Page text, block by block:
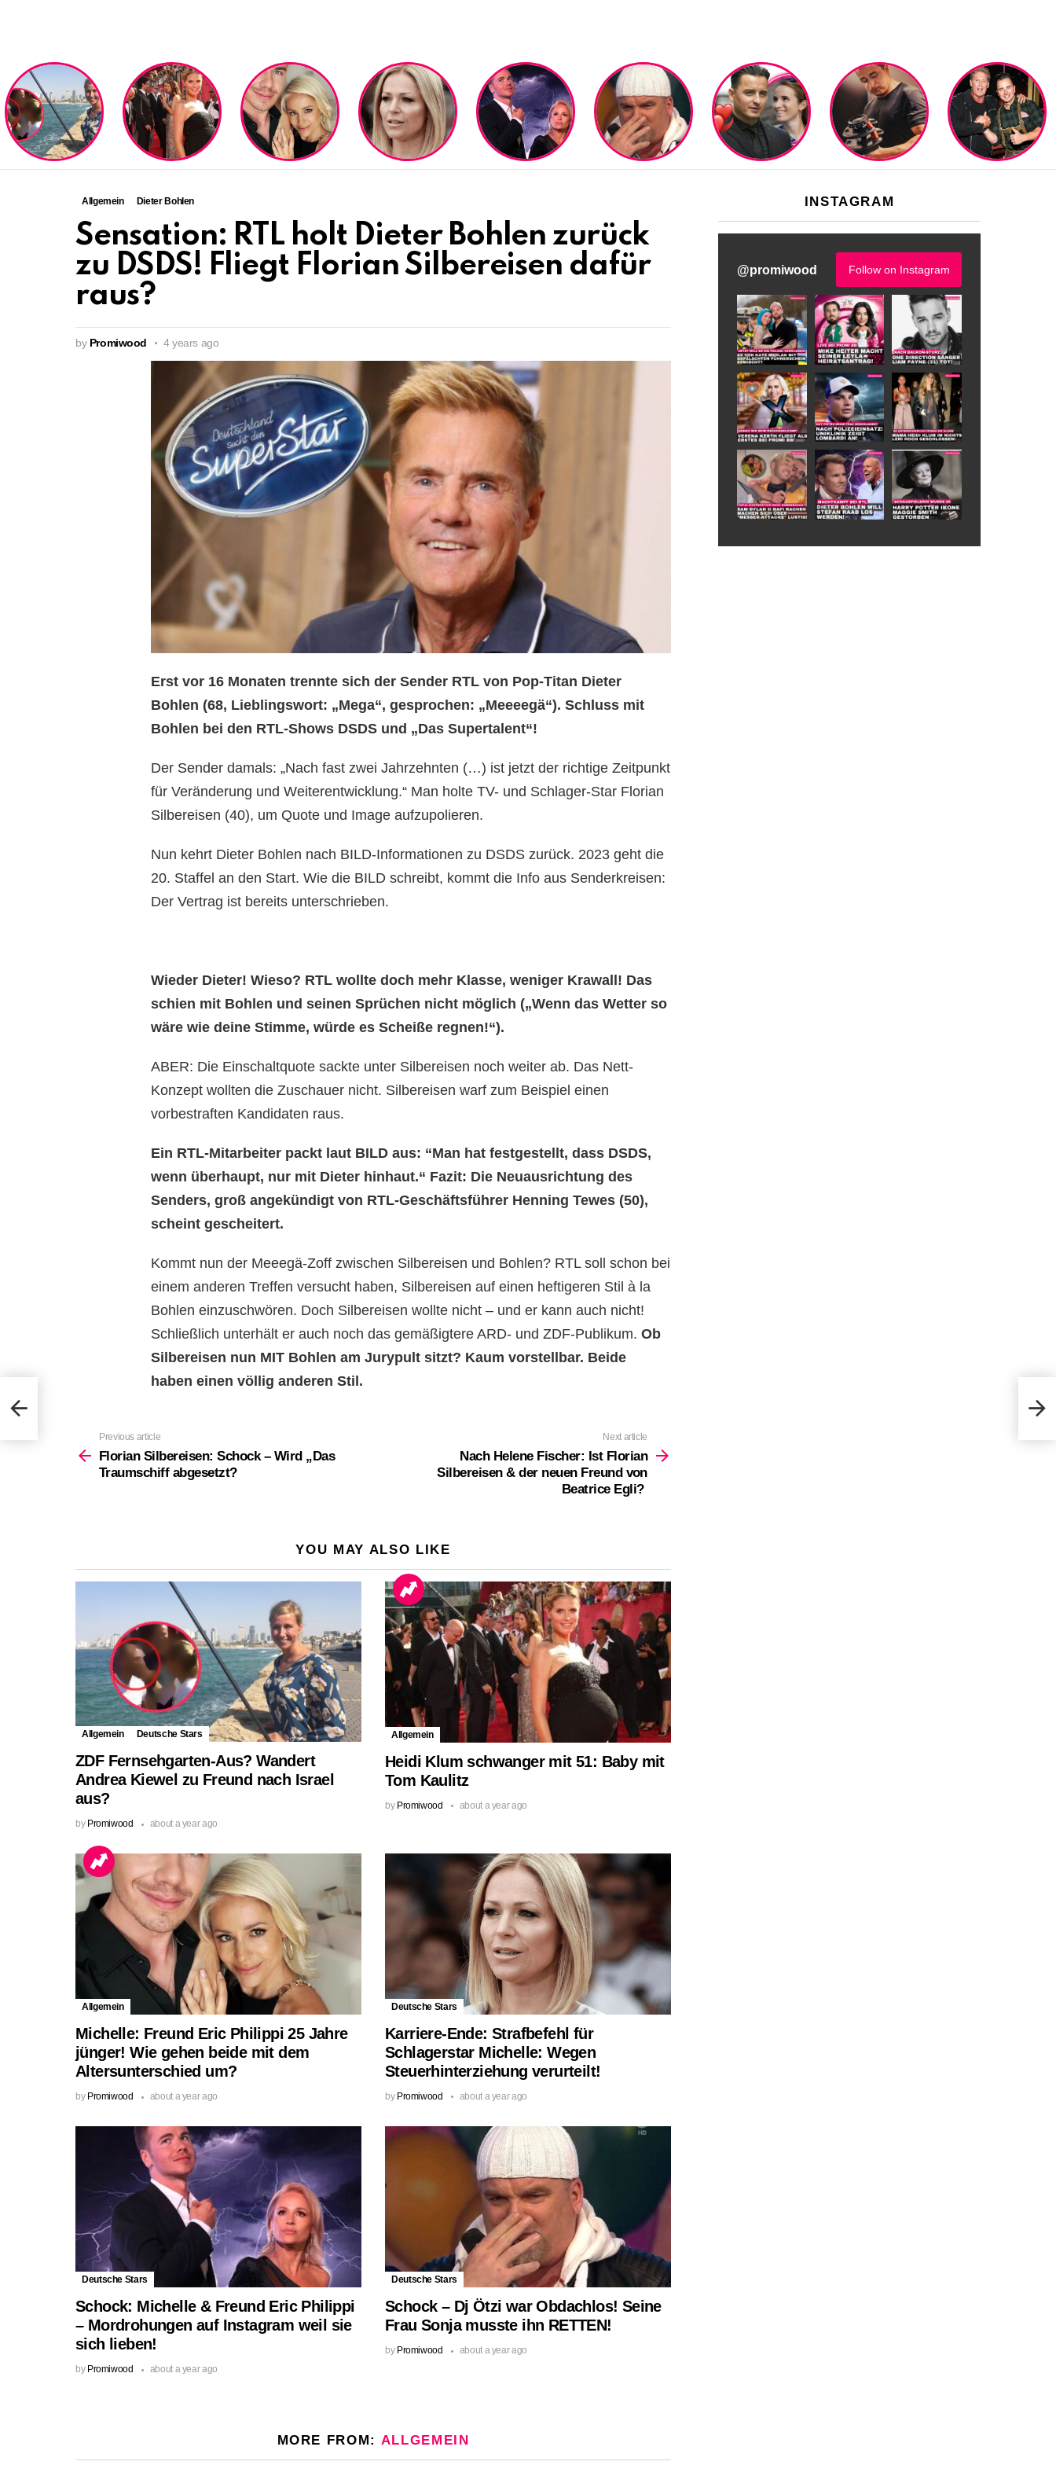
LATEST
STORIES
Allgemein Dieter Bohlen
Sensation: RTL holt Dieter Bohlen zurück
zu DSDS! Fliegt Florian Silbereisen dafür
raus?
by Promiwood 4 years ago
Erst vor 16 Monaten trennte sich der Sender RTL von Pop-Titan Dieter
Bohlen (68, Lieblingswort: „Mega“, gesprochen: „Meeeegä“). Schluss mit
Bohlen bei den RTL-Shows DSDS und „Das Supertalent“!
Der Sender damals: „Nach fast zwei Jahrzehnten (…) ist jetzt der richtige Zeitpunkt
für Veränderung und Weiterentwicklung.“ Man holte TV- und Schlager-Star Florian
Silbereisen (40), um Quote und Image aufzupolieren.
Nun kehrt Dieter Bohlen nach BILD-Informationen zu DSDS zurück. 2023 geht die
20. Staffel an den Start. Wie die BILD schreibt, kommt die Info aus Senderkreisen:
Der Vertrag ist bereits unterschrieben.
Wieder Dieter! Wieso? RTL wollte doch mehr Klasse, weniger Krawall! Das
schien mit Bohlen und seinen Sprüchen nicht möglich („Wenn das Wetter so
wäre wie deine Stimme, würde es Scheiße regnen!“).
ABER: Die Einschaltquote sackte unter Silbereisen noch weiter ab. Das Nett-
Konzept wollten die Zuschauer nicht. Silbereisen warf zum Beispiel einen
vorbestraften Kandidaten raus.
Ein RTL-Mitarbeiter packt laut BILD aus: “Man hat festgestellt, dass DSDS,
wenn überhaupt, nur mit Dieter hinhaut.“ Fazit: Die Neuausrichtung des
Senders, groß angekündigt von RTL-Geschäftsführer Henning Tewes (50),
scheint gescheitert.
Kommt nun der Meeegä-Zoff zwischen Silbereisen und Bohlen? RTL soll schon bei
einem anderen Treffen versucht haben, Silbereisen auf einen heftigeren Stil à la
Bohlen einzuschwören. Doch Silbereisen wollte nicht – und er kann auch nicht!
Schließlich unterhält er auch noch das gemäßigtere ARD- und ZDF-Publikum. Ob
Silbereisen nun MIT Bohlen am Jurypult sitzt? Kaum vorstellbar. Beide
haben einen völlig anderen Stil.
more
Previous article
Florian Silbereisen: Schock – Wird „Das
Traumschiff abgesetzt?
Next article
Nach Helene Fischer: Ist Florian
Silbereisen & der neuen Freund von
Beatrice Egli?
YOU MAY ALSO LIKE
Allgemein Deutsche Stars
ZDF Fernsehgarten-Aus? Wandert
Andrea Kiewel zu Freund nach Israel
aus?
by Promiwood about a year ago
Allgemein
Heidi Klum schwanger mit 51: Baby mit
Tom Kaulitz
by Promiwood about a year ago
Allgemein
Michelle: Freund Eric Philippi 25 Jahre
jünger! Wie gehen beide mit dem
Altersunterschied um?
by Promiwood about a year ago
Deutsche Stars
Karriere-Ende: Strafbefehl für
Schlagerstar Michelle: Wegen
Steuerhinterziehung verurteilt!
by Promiwood about a year ago
Deutsche Stars
Schock: Michelle & Freund Eric Philippi
– Mordrohungen auf Instagram weil sie
sich lieben!
by Promiwood about a year ago
Deutsche Stars
Schock – Dj Ötzi war Obdachlos! Seine
Frau Sonja musste ihn RETTEN!
by Promiwood about a year ago
MORE FROM: ALLGEMEIN
INSTAGRAM
@promiwood Follow on Instagram